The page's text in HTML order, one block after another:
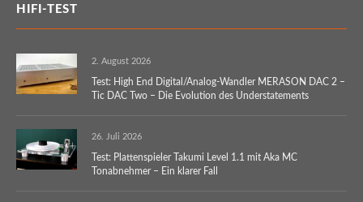
HIFI-TEST
2. August 2026
Test: High End Digital/Analog-Wandler MERASON DAC 2 –
Tic DAC Two – Die Evolution des Understatements
26. Juli 2026
Test: Plattenspieler Takumi Level 1.1 mit Aka MC
Tonabnehmer – Ein klarer Fall